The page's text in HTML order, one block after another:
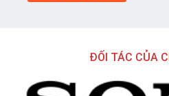
ĐỐI TÁC CỦA